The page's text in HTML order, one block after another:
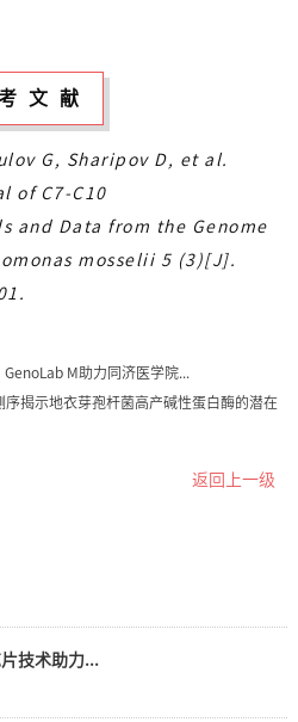
文献
G, Sharipov D, et al.
of C7-C10
and Data from the Genome
mosselii 5 (3)[J].
M助力同济医学院...
序揭示地衣芽孢杆菌高产碱性蛋白酶的潜在
返回上一级
技术助力...